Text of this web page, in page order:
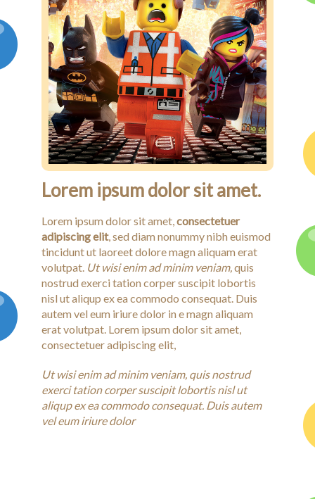
Contact I Shine
Lorem ipsum dolor sit amet.
Lorem ipsum dolor sit amet,consectetuer
adipiscing elit, sed diam nonummy nibh euismod
tincidunt ut laoreet dolore magn aliquam erat
volutpat. Ut wisi enim ad minim veniam,quis
nostrud exerci tation corper suscipit lobortis
nisl ut aliqup ex ea commodo consequat. Duis
autem vel eum iriure dolor in e magn aliquam
erat volutpat. Lorem ipsum dolor sit amet,
consectetuer adipiscing elit,
Ut wisi enim ad minim veniam, quis nostrud
exerci tation corper suscipit lobortis nisl ut
aliqup ex ea commodo consequat. Duis autem
vel eum iriure dolor